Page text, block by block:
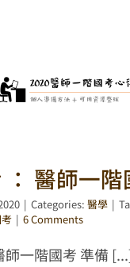
醫師一
| Categories: 醫學 |
| 6 Comments
師一階國考 準備